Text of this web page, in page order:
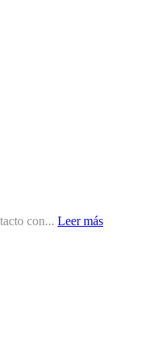
con... Leer más